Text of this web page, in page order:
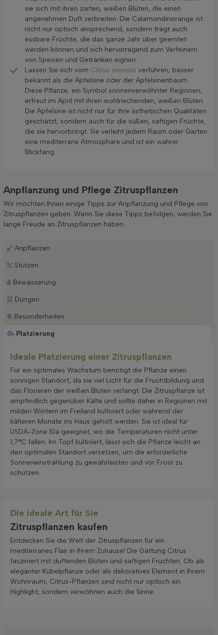
sie sich mit ihren zarten, weißen Blüten, die einen
angenehmen Duft verbreiten. Die Calamondinorange ist
nicht nur optisch ansprechend, sondern trägt auch
essbare Früchte, die das ganze Jahr über geerntet
werden können und sich hervorragend zum Verfeinern
von Speisen und Getränken eignen.
Lassen Sie sich vom Citrus sinensis verführen, besser
bekannt als die Apfelsine oder der Apfelsinenbaum.
Diese Pflanze, ein Symbol sonnenverwöhnter Regionen,
erfreut im April mit ihren wohlriechenden, weißen Blüten.
Die Apfelsine ist nicht nur für ihre ästhetischen Qualitäten
geschätzt, sondern auch für die süßen, saftigen Früchte,
die sie hervorbringt. Sie verleiht jedem Raum oder Garten
eine mediterrane Atmosphäre und ist ein wahrer
Blickfang.
Anpflanzung und Pflege Zitruspflanzen
Wir möchten Ihnen einige Tipps zur Anpflanzung und Pflege von
Zitruspflanzen geben. Wenn Sie diese Tipps befolgen, werden Sie
lange Freude an Zitruspflanzen haben.
Platzierung
Anpflanzen
Stutzen
Bewässerung
Düngen
Besonderheiten
Ideale Platzierung einer Zitruspflanzen
Für ein optimales Wachstum benötigt die Pflanze einen
sonnigen Standort, da sie viel Licht für die Fruchtbildung und
das Florieren der weißen Blüten verlangt. Die Zitruspflanze ist
empfindlich gegenüber Kälte und sollte daher in Regionen mit
milden Wintern im Freiland kultiviert oder während der
kälteren Monate ins Haus geholt werden. Sie ist ideal für
USDA-Zone 10a geeignet, wo die Temperaturen nicht unter
1,7°C fallen. Im Topf kultiviert, lässt sich die Pflanze leicht an
den optimalen Standort versetzen, um die erforderliche
Sonneneinstrahlung zu gewährleisten und vor Frost zu
schützen.
Die ideale Art für Sie
Zitruspflanzen kaufen
Entdecken Sie die Welt der Zitruspflanzen für ein
mediterranes Flair in Ihrem Zuhause! Die Gattung Citrus
fasziniert mit duftenden Blüten und saftigen Früchten. Ob als
eleganter Kübelpflanze oder als dekoratives Element in Ihrem
Wohnraum, Citrus-Pflanzen sind nicht nur optisch ein
Highlight, sondern verwöhnen auch die Sinne.